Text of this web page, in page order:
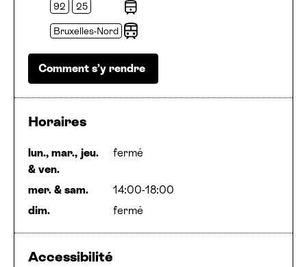
Trams
92 25
Arrêt
Bruxelles-Nord
Comment s’y rendre
Horaires
lun., mar., jeu.
& ven.
fermé
mer. & sam.
14:00-18:00
dim.
fermé
Accessibilité